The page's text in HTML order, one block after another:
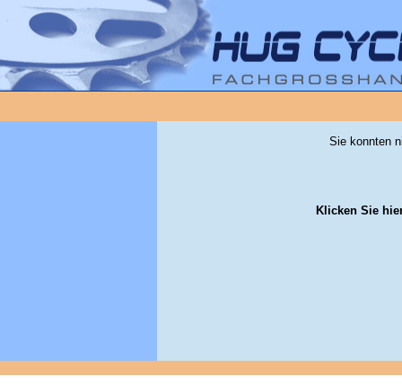
Sie konnten
Klicken Sie